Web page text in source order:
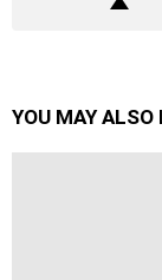
YOU MAY ALSO